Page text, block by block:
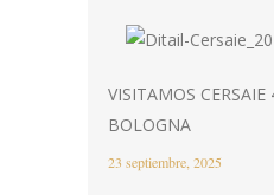
VISITAMOS
BOLOGNA
23 septiembre, 2025